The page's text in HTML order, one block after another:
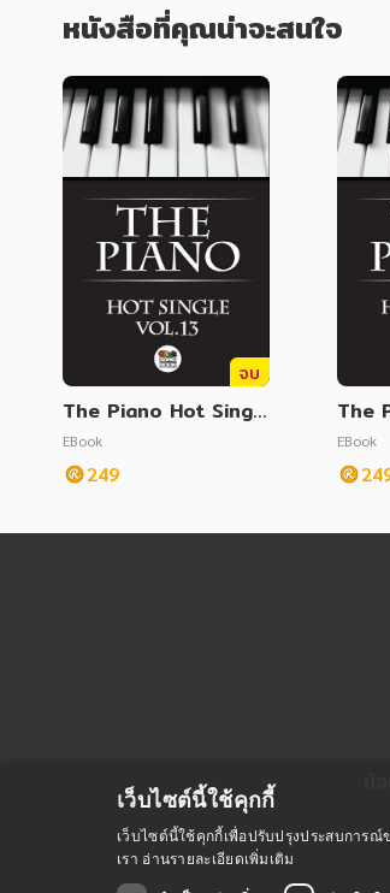
หนังสือที่คุณน่าจะสนใจ
จบ
The Piano Hot Single
Vol. 13
EBook
249
The
Vol. 14
EBook
เว็บไซต์นี้ใช้คุกกี้
เว็บไซต์นี้ใช้คุกกี้เพื่อปรับปรุงประสบการ
เรา อ่านรายละเอียดเพิ่มเติม